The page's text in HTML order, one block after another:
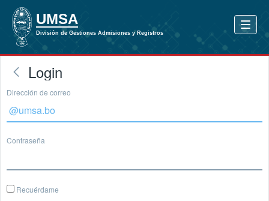
Login
Dirección de correo
Contraseña
Recuérdame